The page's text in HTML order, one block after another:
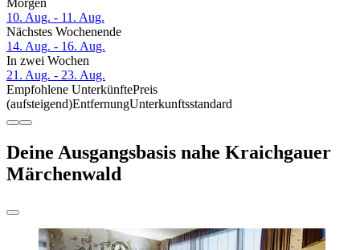
Morgen
10. Aug. - 11. Aug.
Nächstes Wochenende
14. Aug. - 16. Aug.
In zwei Wochen
21. Aug. - 23. Aug.
Empfohlene UnterkünftePreis
(aufsteigend)EntfernungUnterkunftsstandard
Deine Ausgangsbasis nahe Kraichgauer
Märchenwald